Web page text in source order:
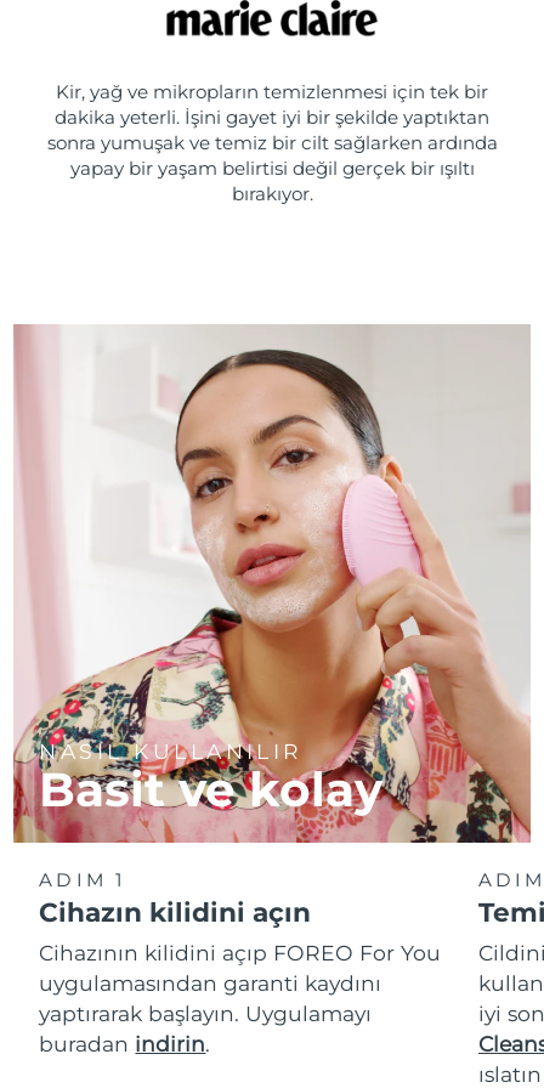
Kir, yağ ve mikropların temizlenmesi için tek bir
dakika yeterli. İşini gayet iyi bir şekilde yaptıktan
sonra yumuşak ve temiz bir cilt sağlarken ardında
yapay bir yaşam belirtisi değil gerçek bir ışıltı
bırakıyor.
NASIL KULLANILIR
Basit ve kolay
ADIM 1
Cihazın kilidini açın
Cihazının kilidini açıp FOREO For You
uygulamasından garanti kaydını
yaptırarak başlayın. Uygulamayı
buradan indirin.
iyi